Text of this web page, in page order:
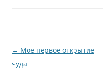
Post
navigation
← Мое первое открытие
чуда